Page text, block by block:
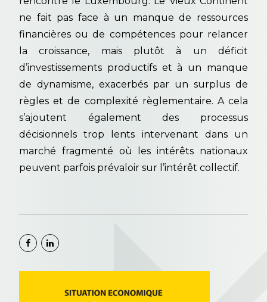
ne fait pas face à un manque de ressources
financières ou de compétences pour relancer
la croissance, mais plutôt à un déficit
d’investissements productifs et à un manque
de dynamisme, exacerbés par un surplus de
règles et de complexité règlementaire. A cela
s’ajoutent également des processus
décisionnels trop lents intervenant dans un
marché fragmenté où les intérêts nationaux
peuvent parfois prévaloir sur l’intérêt collectif.